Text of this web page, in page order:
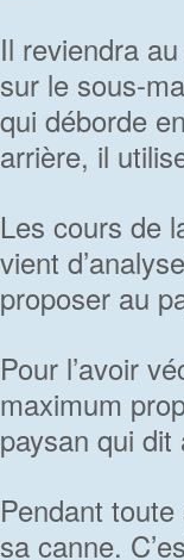
Il reviendra
sur le sous-
qui déborde
arrière, il
Les cours de
vient
proposer au
Pour l’avoir
maximum
paysan qui
Pendant
sa canne.